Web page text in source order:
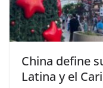
China define
Latina y el